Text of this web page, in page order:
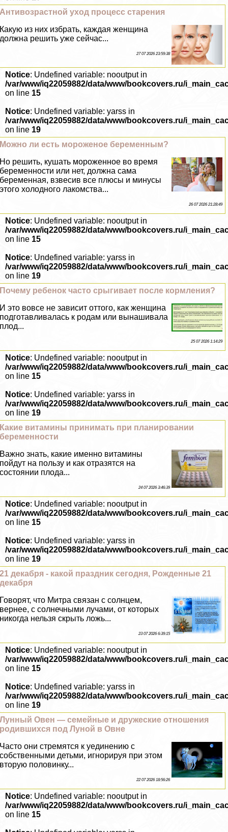
Антивозрастной уход процесс старения
Какую из них избрать, каждая женщина
должна решить уже сейчас...
27 07 2026 23:59:38
Notice: Undefined variable: nooutput in
/var/www/iq22059882/data/www/bookcovers.ru/
on line 15
Notice: Undefined variable: yarss in
/var/www/iq22059882/data/www/bookcovers.ru/
on line 19
Можно ли есть мороженое беременным?
Но решить, кушать мороженное во время
беременности или нет, должна сама
беременная, взвесив все плюсы и минусы
этого холодного лакомства...
26 07 2026 21:28:49
Notice: Undefined variable: nooutput in
/var/www/iq22059882/data/www/bookcovers.ru/
on line 15
Notice: Undefined variable: yarss in
/var/www/iq22059882/data/www/bookcovers.ru/
on line 19
Почему ребенок часто срыгивает после кормления?
И это вовсе не зависит оттого, как женщина
подготавливалась к родам или вынашивала
плод...
25 07 2026 1:14:29
Notice: Undefined variable: nooutput in
/var/www/iq22059882/data/www/bookcovers.ru/
on line 15
Notice: Undefined variable: yarss in
/var/www/iq22059882/data/www/bookcovers.ru/
on line 19
Какие витамины принимать при планировании
беременности
Важно знать, какие именно витамины
пойдут на пользу и как отразятся на
состоянии плода...
24 07 2026 3:46:39
Notice: Undefined variable: nooutput in
/var/www/iq22059882/data/www/bookcovers.ru/
on line 15
Notice: Undefined variable: yarss in
/var/www/iq22059882/data/www/bookcovers.ru/
on line 19
21 декабря - какой праздник сегодня, Рожденные 21
декабря
Говорят, что Митра связан с солнцем,
вернее, с солнечными лучами, от которых
никогда нельзя скрыть ложь...
23 07 2026 6:39:15
Notice: Undefined variable: nooutput in
/var/www/iq22059882/data/www/bookcovers.ru/
on line 15
Notice: Undefined variable: yarss in
/var/www/iq22059882/data/www/bookcovers.ru/
on line 19
Лунный Овен — семейные и дружеские отношения
родившихся под Луной в Овне
Часто они стремятся к уединению с
собственными детьми, игнорируя при этом
вторую половинку...
22 07 2026 18:56:26
Notice: Undefined variable: nooutput in
/var/www/iq22059882/data/www/bookcovers.ru/
on line 15